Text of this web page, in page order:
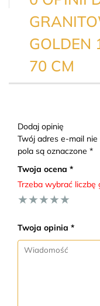
GOLDEN
70 CM
Dodaj opinię
Twój adres e-mail
pola są oznaczone *
Twoja ocena *
Trzeba wybrać liczbę
★
★
★
★
★
Twoja opinia *